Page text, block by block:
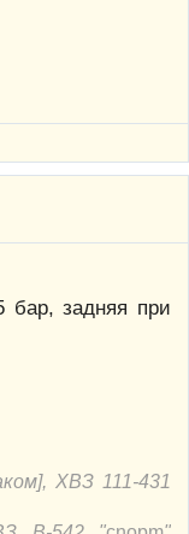
бар, задняя при
ХВЗ 111-431